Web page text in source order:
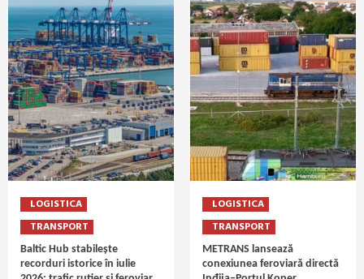
LOGISTICA
TRANSPORT
Baltic Hub stabilește
recorduri istorice în iulie
LOGISTICA
TRANSPORT
METRANS lansează
conexiunea feroviară directă